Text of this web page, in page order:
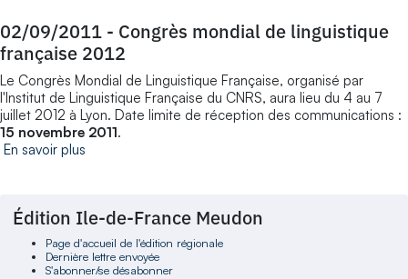
02/09/2011 - Congrès mondial de linguistique
française 2012
Le Congrès Mondial de Linguistique Française, organisé par
l'Institut de Linguistique Française du CNRS, aura lieu du 4 au 7
juillet 2012 à Lyon. Date limite de réception des communications :
15 novembre 2011.
En savoir plus
Édition Ile-de-France Meudon
Page d'accueil de l'édition régionale
Dernière lettre envoyée
S'abonner/se désabonner